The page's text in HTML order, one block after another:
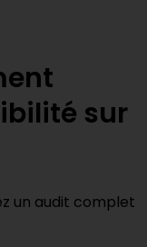
sur
un audit complet